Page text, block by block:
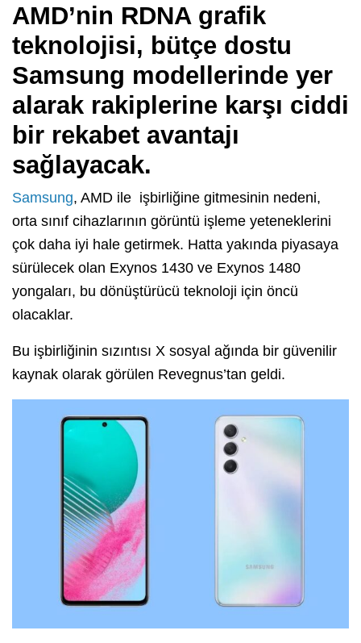
AMD’nin RDNA grafik
teknolojisi, bütçe dostu
Samsung modellerinde yer
alarak rakiplerine karşı ciddi
bir rekabet avantajı
sağlayacak.
Samsung, AMD ile işbirliğine gitmesinin nedeni,
orta sınıf cihazlarının görüntü işleme yeteneklerini
çok daha iyi hale getirmek. Hatta yakında piyasaya
sürülecek olan Exynos 1430 ve Exynos 1480
yongaları, bu dönüştürücü teknoloji için öncü
olacaklar.
Bu işbirliğinin sızıntısı X sosyal ağında bir güvenilir
kaynak olarak görülen Revegnus’tan geldi.